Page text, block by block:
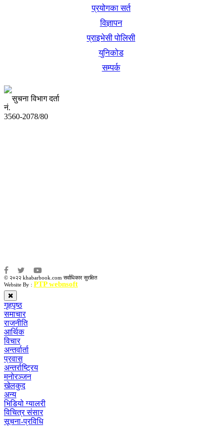
प्रयोगका सर्त
विज्ञापन
प्राइभेसी पोलिसी
युनिकोड
सम्पर्क
सुचना विभाग दर्ता
नं.
3560-2078/80
© २०२२ khabarbook.com सर्वाधिकार सुरक्षित
Website By : PTP webnsoft
गृहपृष्ठ
समाचार
राजनीति
आर्थिक
विचार
अन्तर्वार्ता
प्रवास
अन्तर्राष्ट्रिय
मनोरञ्जन
खेलकुद
अन्य
भिडियो ग्यालरी
विचित्र संसार
सूचना-प्रविधि